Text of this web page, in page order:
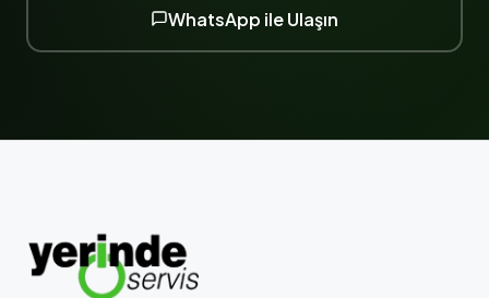
WhatsApp ile Ulaşın